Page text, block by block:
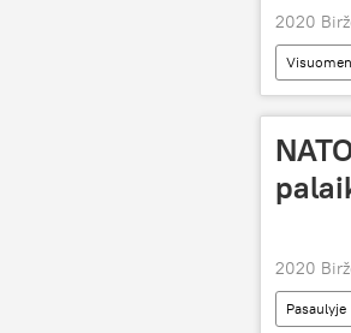
2020
2020
Pasaulyje